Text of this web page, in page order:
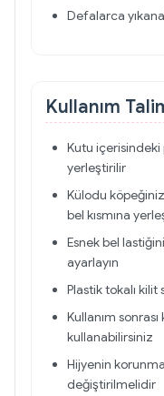
Defalarca
Kullanım
Kutu
yerleştirilir
Külodu
bel kısmına
Esnek bel
ayarlayın
Plastik tokalı
Kullanım
kullanabilirsiniz
Hijyenin
değiştirilmelidir